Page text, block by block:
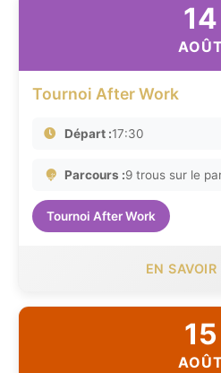
14
AOÛT
Tournoi After Work
Départ :17:30
Parcours :9 trous sur le
Tournoi After Work
EN SAVOIR
15